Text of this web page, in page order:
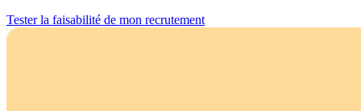
Tester la faisabilité de mon recrutement